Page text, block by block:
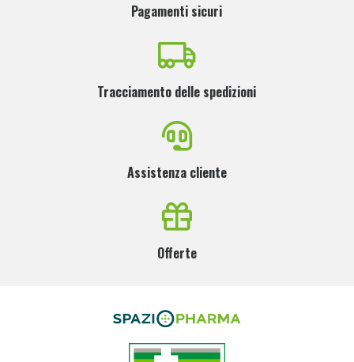
Pagamenti sicuri
Tracciamento delle spedizioni
Assistenza cliente
Offerte